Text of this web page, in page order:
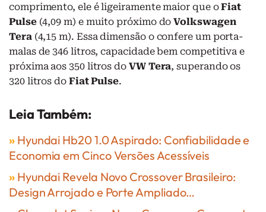
comprimento, ele é ligeiramente maior que oFiat
Pulse(4,09 m) e muito próximo doVolkswagen
Tera(4,15 m). Essa dimensão o confere um porta-
malas de 346 litros, capacidade bem competitiva e
próxima aos 350 litros do VW Tera, superando os
320 litros do Fiat Pulse.
Leia Também:
» Hyundai Hb20 1.0 Aspirado: Confiabilidade e
Economia em Cinco Versões Acessíveis
» Hyundai Revela Novo Crossover Brasileiro:
Design Arrojado e Porte Ampliado…